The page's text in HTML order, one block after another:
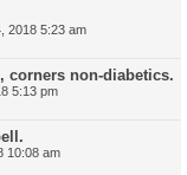
2018 5:23 am
corners non-diabetics.
5:13 pm
10:08 am